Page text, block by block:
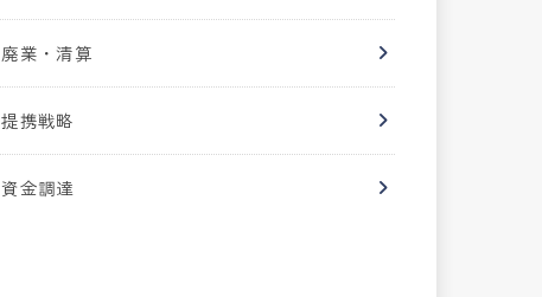
廃業・清算
提携戦略
資金調達